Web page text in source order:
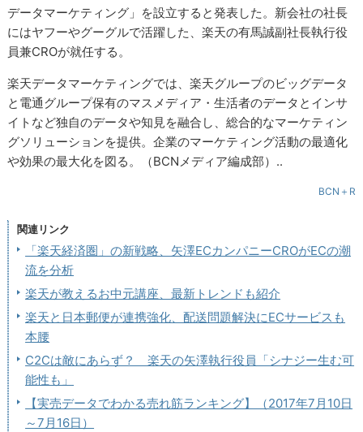
データマーケティング」を設立すると発表した。新会社の社長
にはヤフーやグーグルで活躍した、楽天の有馬誠副社長執行役
員兼CROが就任する。
楽天データマーケティングでは、楽天グループのビッグデータ
と電通グループ保有のマスメディア・生活者のデータとインサ
イトなど独自のデータや知見を融合し、総合的なマーケティン
グソリューションを提供。企業のマーケティング活動の最適化
や効果の最大化を図る。（BCNメディア編成部）..
BCN＋R
関連リンク
「楽天経済圏」の新戦略、矢澤ECカンパニーCROがECの潮
流を分析
楽天が教えるお中元講座、最新トレンドも紹介
楽天と日本郵便が連携強化、配送問題解決にECサービスも
本腰
C2Cは敵にあらず？ 楽天の矢澤執行役員「シナジー生む可
能性も」
【実売データでわかる売れ筋ランキング】（2017年7月10日
～7月16日）